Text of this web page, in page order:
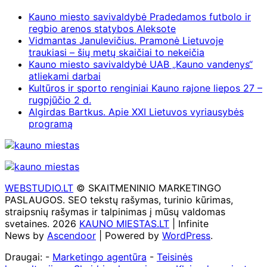
Kauno miesto savivaldybė Pradedamos futbolo ir
regbio arenos statybos Aleksote
Vidmantas Janulevičius. Pramonė Lietuvoje
traukiasi – šių metų skaičiai to nekeičia
Kauno miesto savivaldybė UAB „Kauno vandenys“
atliekami darbai
Kultūros ir sporto renginiai Kauno rajone liepos 27 –
rugpjūčio 2 d.
Algirdas Bartkus. Apie XXI Lietuvos vyriausybės
programą
WEBSTUDIO.LT © SKAITMENINIO MARKETINGO
PASLAUGOS. SEO tekstų rašymas, turinio kūrimas,
straipsnių rašymas ir talpinimas į mūsų valdomas
svetaines. 2026 KAUNO MIESTAS.LT | Infinite
News by Ascendoor | Powered by WordPress.
Draugai: - Marketingo agentūra - Teisinės